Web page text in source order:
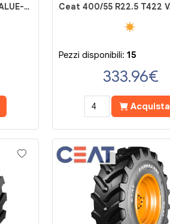
Ceat 550/60 R22.5 T422 VALUE-PRO
Pezzi disponibili:15
333.96€
Acquista